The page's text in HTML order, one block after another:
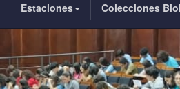
Estaciones Colecciones